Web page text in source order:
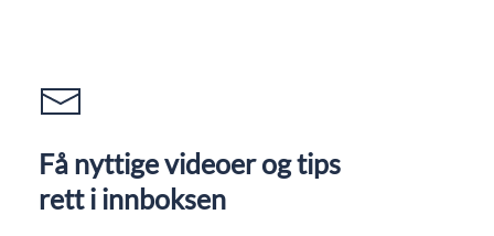
Få nyttige videoer og tips
rett i innboksen